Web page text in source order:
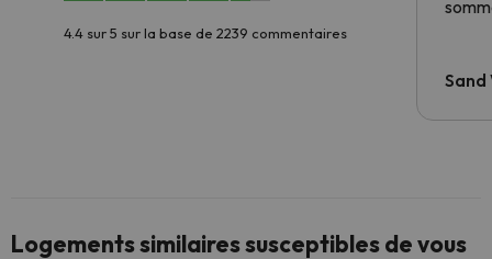
4.4 sur 5 sur la base de 2239 commentaires
Sand
Logements similaires susceptibles de vous